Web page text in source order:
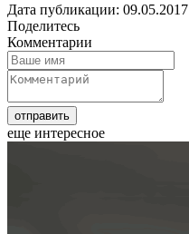
Дата публикации: 09.05.2017
Поделитесь
Комментарии
еще интересное